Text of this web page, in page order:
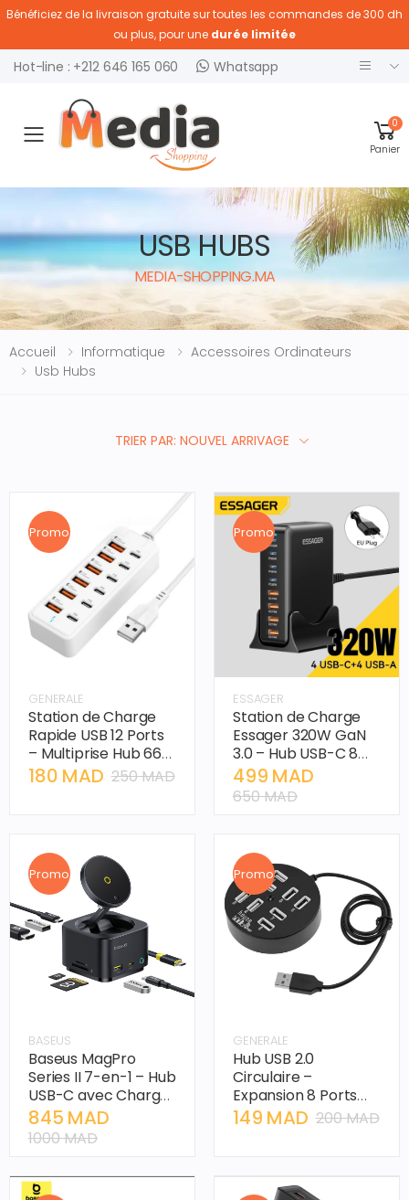
Bénéficiez de la livraison gratuite sur toutes les commandes de 300 dh
ou plus, pour une durée limitée
Hot-line : +212 646 165 060 Whatsapp
Ouvrir menu
0
Panier
USB HUBS
MEDIA-SHOPPING.MA
Accueil Informatique
Accessoires Ordinateurs
Usb Hubs
TRIER PAR: NOUVEL ARRIVAGE
Promo
GENERALE
Station de Charge
Rapide USB 12 Ports
– Multiprise Hub 66W
avec 6 USB-C et 6
180 MAD 250 MAD
Promo
ESSAGER
Station de Charge
Essager 320W GaN
3.0 – Hub USB-C 8
Ports Haute
Puissance
499 MAD
650 MAD
Promo
BASEUS
Baseus MagPro
Series II 7-en-1 – Hub
USB-C avec Charge
Sans Fil Qi2 15W
845 MAD
1000 MAD
Promo
GENERALE
Hub USB 2.0
Circulaire –
Expansion 8 Ports
Haute Vitesse
149 MAD 200 MAD